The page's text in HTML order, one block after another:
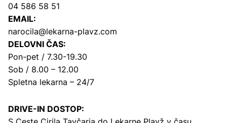
04 586 58 51
EMAIL:
narocila@lekarna-plavz.com
DELOVNI ČAS:
Pon-pet / 7.30-19.30
Sob / 8.00 – 12.00
Spletna lekarna – 24/7
DRIVE-IN DOSTOP: